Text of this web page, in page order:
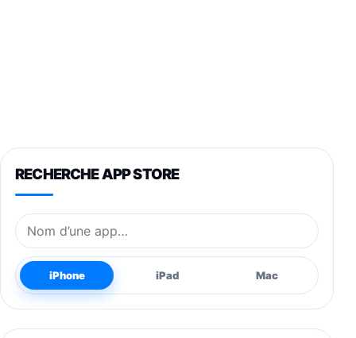
RECHERCHE APP STORE
Nom de l’application
iPhone iPad Mac